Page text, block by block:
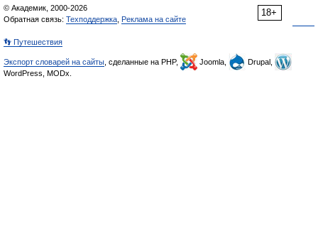
18+
© Академик, 2000-2026
Обратная связь: Техподдержка Реклама на сайте
👣 Путешествия
Экспорт словарей на сайты , сделанные на PHP, Joomla,
Drupal,
WordPress, MODx.